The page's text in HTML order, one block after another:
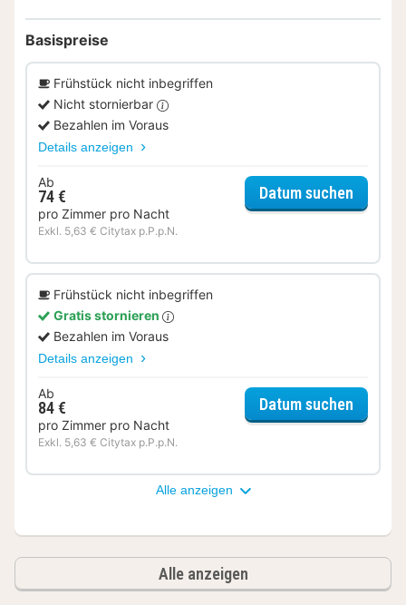
Basispreise
Frühstück nicht inbegriffen
Nicht stornierbar
Bezahlen im Voraus
Details anzeigen
Ab
74 €
pro Zimmer pro Nacht
Exkl. 5,63 € Citytax p.P.p.N.
Datum suchen
Frühstück nicht inbegriffen
Gratis stornieren
Bezahlen im Voraus
Details anzeigen
Ab
84 €
pro Zimmer pro Nacht
Exkl. 5,63 € Citytax p.P.p.N.
Datum suchen
Alle anzeigen
Alle anzeigen